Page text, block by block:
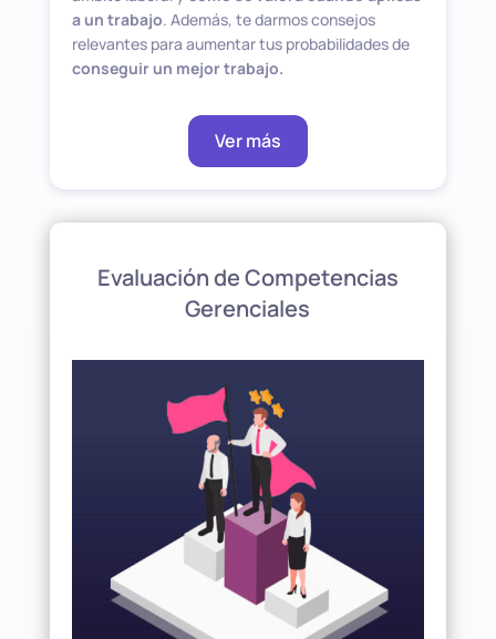
a un trabajo. Además, te darmos consejos
relevantes para aumentar tus probabilidades de
conseguir un mejor trabajo.
Ver más
Evaluación de Competencias
Gerenciales